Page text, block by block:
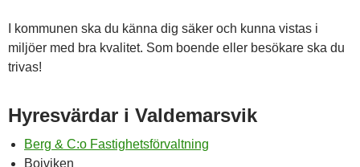
I kommunen ska du känna dig säker och kunna vistas i
miljöer med bra kvalitet. Som boende eller besökare ska du
trivas!
Hyresvärdar i Valdemarsvik
Berg & C:o Fastighetsförvaltning
Boiviken